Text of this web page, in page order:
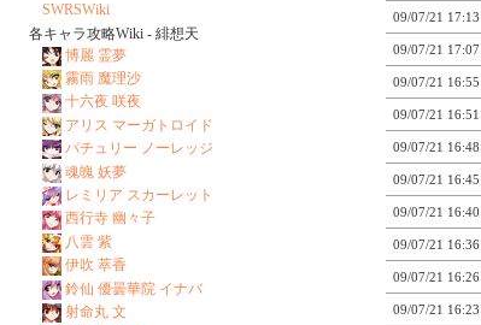
09/07/21 17:13
09/07/21 17:07
09/07/21 16:55
09/07/21 16:51
09/07/21 16:48
09/07/21 16:45
09/07/21 16:40
09/07/21 16:36
09/07/21 16:26
09/07/21 16:23
SWRSWiki
各キャラ攻略Wiki - 緋想天
博麗 霊夢
霧雨 魔理沙
十六夜 咲夜
アリス マーガトロイド
パチュリー ノーレッジ
魂魄 妖夢
レミリア スカーレット
西行寺 幽々子
八雲 紫
伊吹 萃香
鈴仙 優曇華院 イナバ
射命丸 文